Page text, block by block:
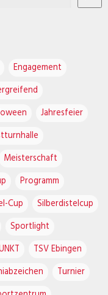
Engagement
Jahresfeier
Meisterschaft
Programm
Cup
Silberdistelcup
Sportlight
TSV Ebingen
Turnier